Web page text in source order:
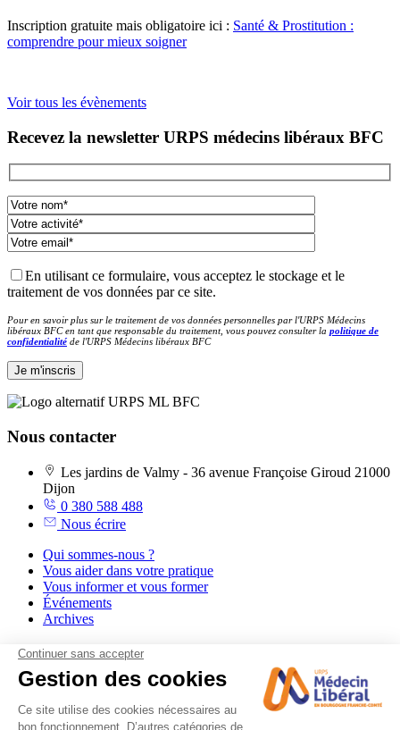
Inscription gratuite mais obligatoire ici : Santé & Prostitution :
comprendre pour mieux soigner
Voir tous les évènements
de
l’article
Présentation
BFC
«
le
corps
pour
penser
le
corps
Recevez la newsletter URPS médecins libéraux BFC
En utilisant ce formulaire, vous acceptez le stockage et le
traitement de vos données par ce site.
Pour en savoir plus sur le traitement de vos données personnelles par l'URPS Médecins
libéraux BFC en tant que responsable du traitement, vous pouvez consulter la politique de
confidentialité de l'URPS Médecins libéraux BFC
Nous contacter
Les jardins de Valmy - 36 avenue Françoise Giroud 21000
Dijon
0 380 588 488
Nous écrire
Qui sommes-nous ?
Vous aider dans votre pratique
Vous informer et vous former
Événements
Archives
Nous suivre
Facebook
LinkedIn
Instagram